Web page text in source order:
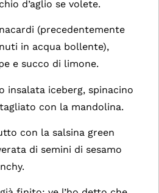
d’aglio se volete.
(precedentemente
in acqua bollente),
e succo di limone.
insalata iceberg, spinacino
con la mandolina.
con la salsina green
di semini di sesamo